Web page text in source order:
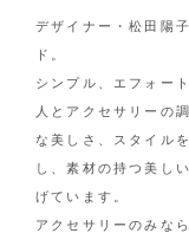
デザイナー・松田陽
ド。
シンプル、エフォー
人とアクセサリーの
な美しさ、スタイル
し、素材の持つ美し
げています。
アクセサリーのみな